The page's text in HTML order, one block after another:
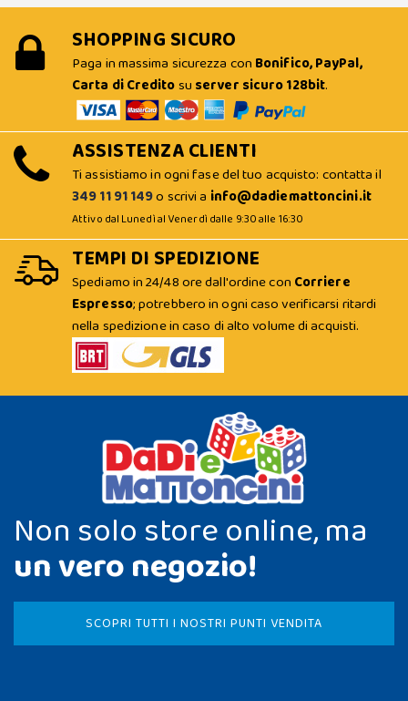
SHOPPING SICURO
Paga in massima sicurezza con Bonifico, PayPal,
Carta di Creditosu server sicuro 128bit.
ASSISTENZA CLIENTI
Ti assistiamo in ogni fase del tuo acquisto: contatta il
349 11 91 149o scrivi a info@dadiemattoncini.it
Attivo dal Lunedì al Venerdì dalle 9:30 alle 16:30
TEMPI DI SPEDIZIONE
Spediamo in 24/48 ore dall'ordine con Corriere
Espresso; potrebbero in ogni caso verificarsi ritardi
nella spedizione in caso di alto volume di acquisti.
Non solo store online, ma
un vero negozio!
SCOPRI TUTTI I NOSTRI PUNTI VENDITA